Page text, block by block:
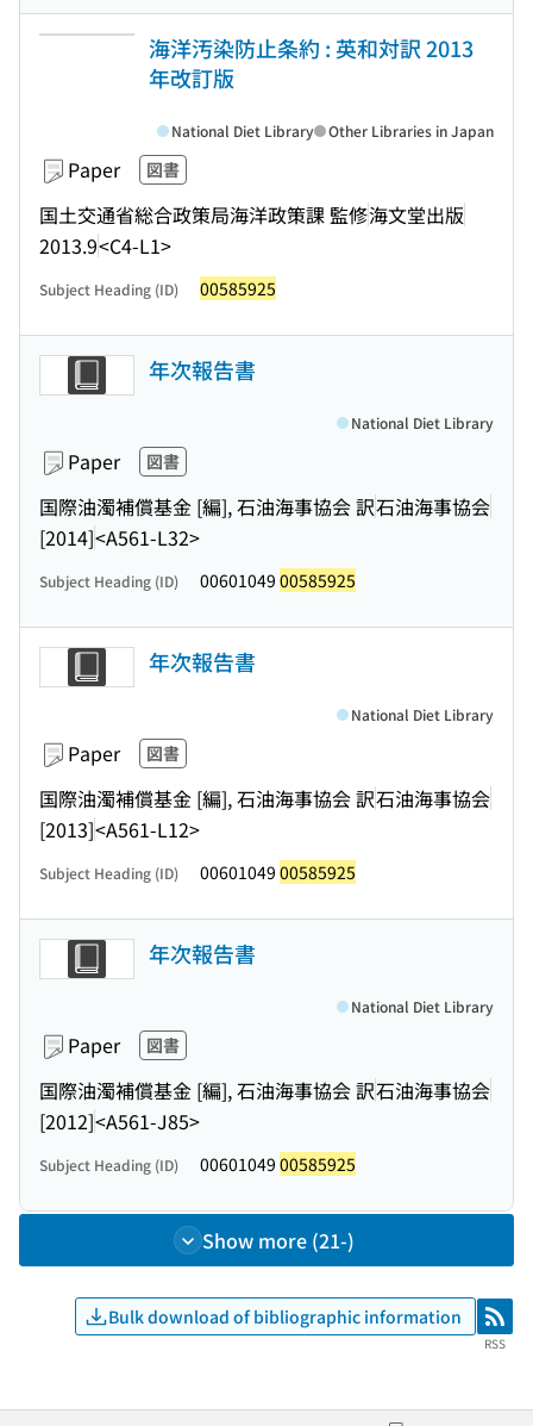
海洋汚染防止条約 : 英和対訳 2013
年改訂版
Paper 図書
国土交通省総合政策局海洋政策課 監修海文堂出版
2013.9<C4-L1>
National Diet Library Other Libraries in Japan
Subject Heading (ID) 00585925
年次報告書
Paper 図書
国際油濁補償基金 [編], 石油海事協会 訳石油海事協会
[2014]<A561-L32>
National Diet Library
Subject Heading (ID) 00601049 00585925
年次報告書
Paper 図書
国際油濁補償基金 [編], 石油海事協会 訳石油海事協会
[2013]<A561-L12>
National Diet Library
Subject Heading (ID) 00601049 00585925
年次報告書
Paper 図書
国際油濁補償基金 [編], 石油海事協会 訳石油海事協会
[2012]<A561-J85>
National Diet Library
Subject Heading (ID) 00601049 00585925
Show more (21-)
Bulk download of bibliographic information RSS
RSS